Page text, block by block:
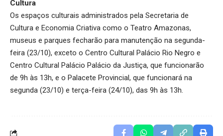
Cultura
Os espaços culturais administrados pela Secretaria de
Cultura e Economia Criativa como o Teatro Amazonas,
museus e parques fecharão para manutenção na segunda-
feira (23/10), exceto o Centro Cultural Palácio Rio Negro e
Centro Cultural Palácio Palácio da Justiça, que funcionarão
de 9h às 13h, e o Palacete Provincial, que funcionará na
segunda (23/10) e terça-feira (24/10), das 9h às 13h.